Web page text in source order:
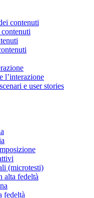
contenuti
l’interazione
e user stories
(microtesti)
alta fedeltà
fedeltà